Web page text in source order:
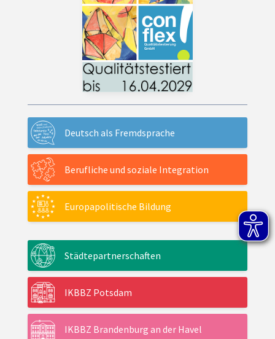
Deutsch als Fremdsprache
Berufliche und soziale Integration
Europapolitische Bildung
Städtepartnerschaften
IKBBZ Potsdam
IKBBZ Brandenburg an der Havel